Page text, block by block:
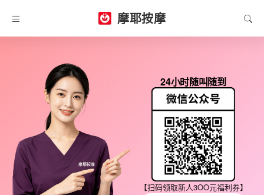
摩耶按摩
24小时随叫随到
【扫码领取新人3OO元福利券】